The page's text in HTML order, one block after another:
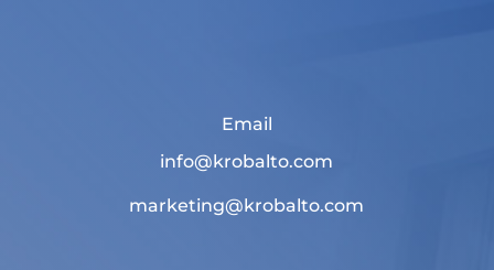
Email
info@krobalto.com
marketing@krobalto.com